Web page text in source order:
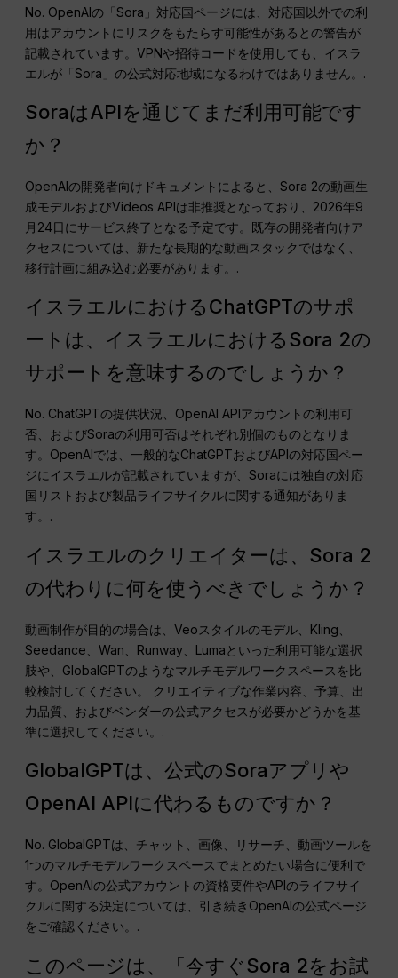
No. OpenAIの「Sora」対応国ページには、対応国以外での利
用はアカウントにリスクをもたらす可能性があるとの警告が
記載されています。VPNや招待コードを使用しても、イスラ
エルが「Sora」の公式対応地域になるわけではありません。.
SoraはAPIを通じてまだ利用可能です
か？
OpenAIの開発者向けドキュメントによると、Sora 2の動画生
成モデルおよびVideos APIは非推奨となっており、2026年9
月24日にサービス終了となる予定です。既存の開発者向けア
クセスについては、新たな長期的な動画スタックではなく、
移行計画に組み込む必要があります。.
イスラエルにおけるChatGPTのサポ
ートは、イスラエルにおけるSora 2の
サポートを意味するのでしょうか？
No. ChatGPTの提供状況、OpenAI APIアカウントの利用可
否、およびSoraの利用可否はそれぞれ別個のものとなりま
す。OpenAIでは、一般的なChatGPTおよびAPIの対応国ペー
ジにイスラエルが記載されていますが、Soraには独自の対応
国リストおよび製品ライフサイクルに関する通知がありま
す。.
イスラエルのクリエイターは、Sora 2
の代わりに何を使うべきでしょうか？
動画制作が目的の場合は、Veoスタイルのモデル、Kling、
Seedance、Wan、Runway、Lumaといった利用可能な選択
肢や、GlobalGPTのようなマルチモデルワークスペースを比
較検討してください。 クリエイティブな作業内容、予算、出
力品質、およびベンダーの公式アクセスが必要かどうかを基
準に選択してください。.
GlobalGPTは、公式のSoraアプリや
OpenAI APIに代わるものですか？
No. GlobalGPTは、チャット、画像、リサーチ、動画ツールを
1つのマルチモデルワークスペースでまとめたい場合に便利で
す。OpenAIの公式アカウントの資格要件やAPIのライフサイ
クルに関する決定については、引き続きOpenAIの公式ページ
をご確認ください。.
このページは、「今すぐSora 2をお試